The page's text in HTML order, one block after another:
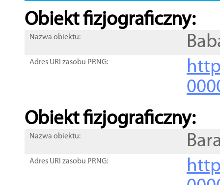
Obiekt fizjograficzny:
Nazwa obiektu:
Adres URI zasobu PRNG:
Obiekt fizjograficzny:
Nazwa obiektu:
Adres URI zasobu PRNG: